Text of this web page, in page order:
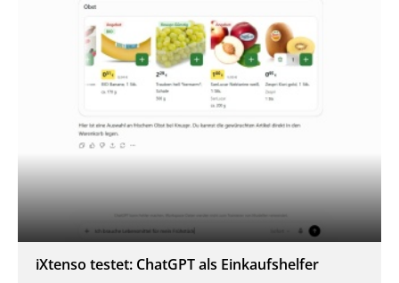
iXtenso testet: ChatGPT als Einkaufshelfer